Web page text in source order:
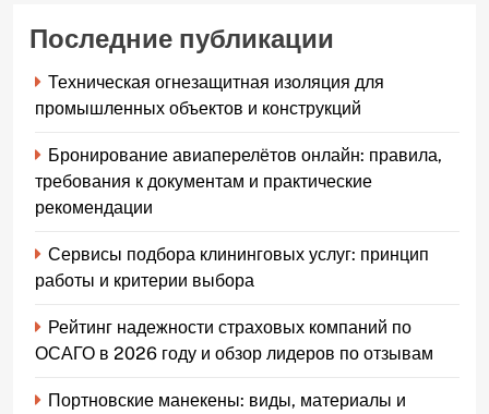
Последние публикации
Техническая огнезащитная изоляция для
промышленных объектов и конструкций
Бронирование авиаперелётов онлайн: правила,
требования к документам и практические
рекомендации
Сервисы подбора клининговых услуг: принцип
работы и критерии выбора
Рейтинг надежности страховых компаний по
ОСАГО в 2026 году и обзор лидеров по отзывам
Портновские манекены: виды, материалы и